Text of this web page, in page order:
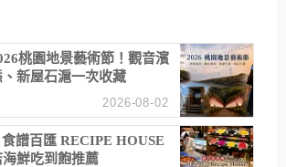
桃園地景藝術節！觀音濱
新屋石滬一次收藏
2026-08-02
譜百匯 RECIPE HOUSE
鮮吃到飽推薦